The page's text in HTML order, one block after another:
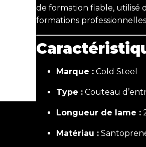
de formation fiable, utilisé
formations
Marque : Cold Steel
Type : Couteau
Longueur de lame :
Matériau :